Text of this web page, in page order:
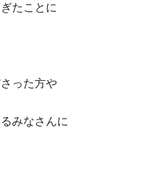
たことに
った方や
みなさんに